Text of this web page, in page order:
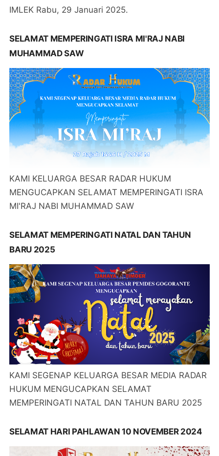
IMLEK Rabu, 29 Januari 2025.
SELAMAT MEMPERINGATI ISRA MI'RAJ NABI
MUHAMMAD SAW
KAMI KELUARGA BESAR RADAR HUKUM
MENGUCAPKAN SELAMAT MEMPERINGATI ISRA
MI'RAJ NABI MUHAMMAD SAW
SELAMAT MEMPERINGATI NATAL DAN TAHUN
BARU 2025
KAMI SEGENAP KELUARGA BESAR MEDIA RADAR
HUKUM MENGUCAPKAN SELAMAT
MEMPERINGATI NATAL DAN TAHUN BARU 2025
SELAMAT HARI PAHLAWAN 10 NOVEMBER 2024